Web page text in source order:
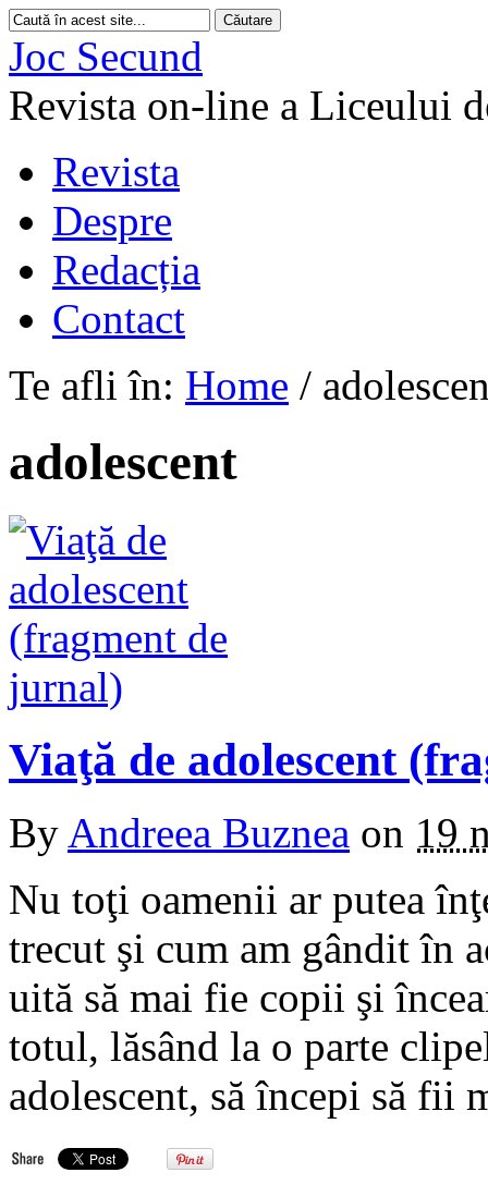
Joc Secund
Revista on-line a Liceului
Revista
Despre
Redacția
Contact
Te afli în: Home /
adolescent
Viaţă de adolescent
By Andreea Buznea on 19
Nu toţi oamenii ar putea
trecut şi cum am gândit în
uită să mai fie copii şi
totul, lăsând la o parte
adolescent, să începi să